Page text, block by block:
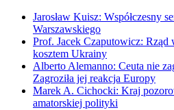
Jarosław Kuisz: Współczesny
Warszawskiego
Prof. Jacek Czaputowicz: Rząd
kosztem Ukrainy
Alberto Alemanno: Ceuta nie
Zagroziła jej reakcja Europy
Marek A. Cichocki: Kraj
amatorskiej polityki